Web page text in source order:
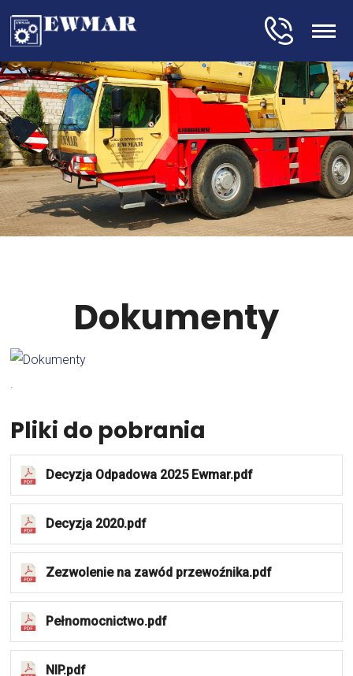
Dokumenty
.
Pliki do pobrania
Decyzja Odpadowa 2025 Ewmar.pdf
Decyzja 2020.pdf
Zezwolenie na zawód przewoźnika.pdf
Pełnomocnictwo.pdf
NIP.pdf